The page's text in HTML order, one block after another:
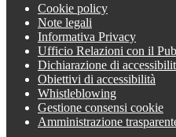
Cookie policy
Note legali
Informativa Privacy
Ufficio Relazioni con il
Dichiarazione di
Obiettivi di accessibilità
Whistleblowing
Gestione consensi cookie
Amministrazione